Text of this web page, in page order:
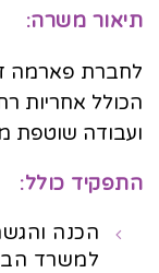
תיאור משרה:
לחברת פארמה
הכולל אחריות
ועבודה שוטפת
התפקיד כולל:
הכנה
למשרד